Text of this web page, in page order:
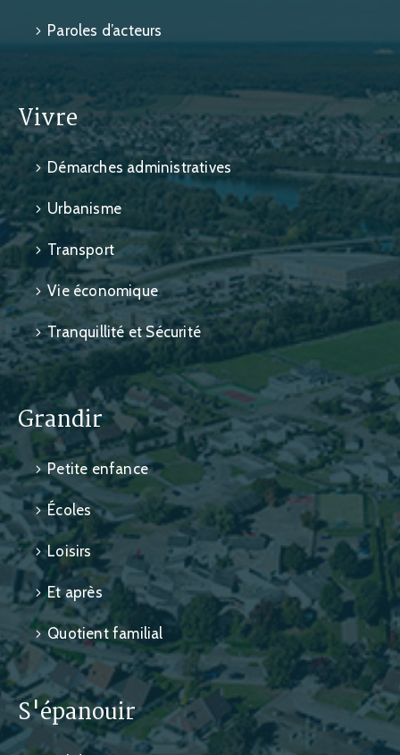
Paroles d’acteurs
Vivre
Démarches administratives
Urbanisme
Transport
Vie économique
Tranquillité et Sécurité
Grandir
Petite enfance
Écoles
Loisirs
Et après
Quotient familial
S'épanouir